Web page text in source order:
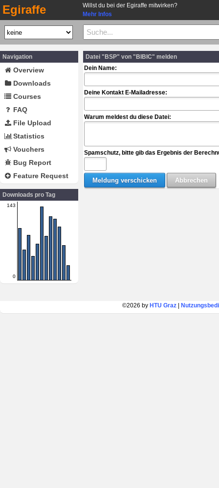
Egiraffe
Willst du bei der Egiraffe mitwirken?
Mehr Infos
Navigation
Overview
Downloads
Courses
FAQ
File Upload
Statistics
Vouchers
Bug Report
Feature Request
Downloads pro Tag
143
0
Datei "BSP" von "BIBIC" melden
Dein Name:
Deine Kontakt E-Mailadresse:
Warum meldest du diese Datei:
Spamschutz, bitte gib das Ergebnis der
©2026 by HTU Graz|